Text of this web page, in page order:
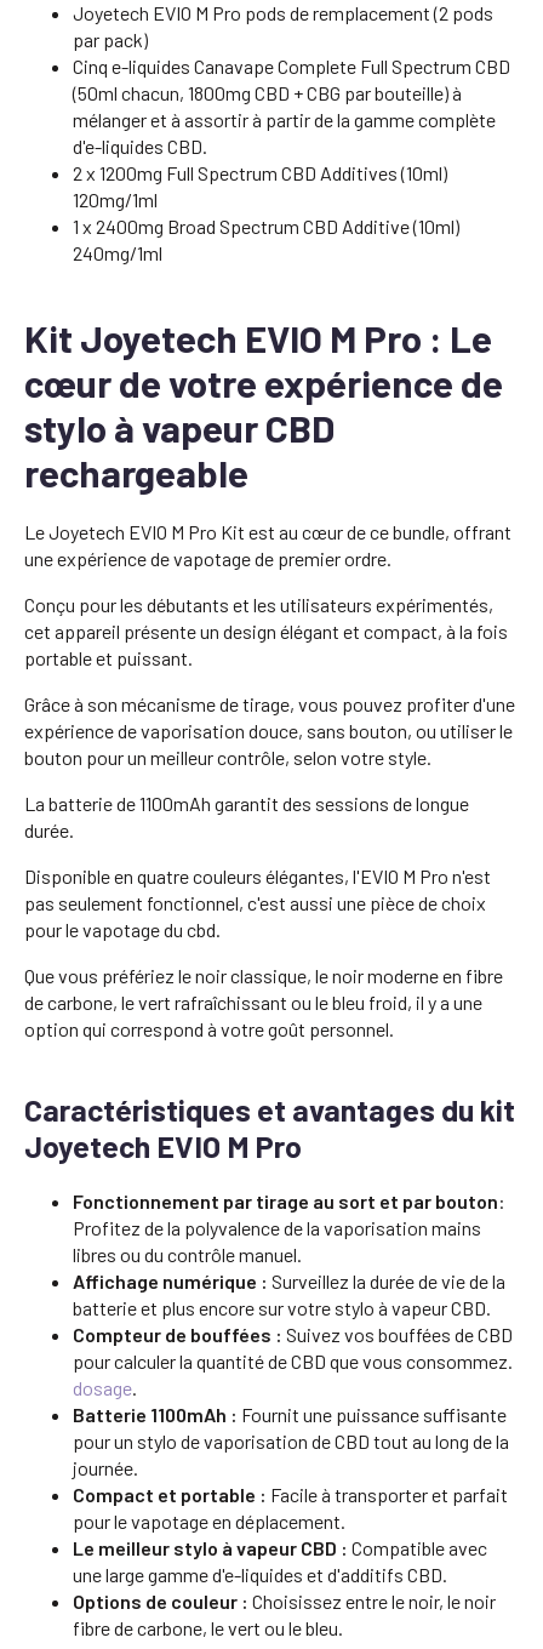
Joyetech EVIO M Pro pods de remplacement (2 pods
par pack)
Cinq e-liquides Canavape Complete Full Spectrum CBD
(50ml chacun, 1800mg CBD + CBG par bouteille) à
mélanger et à assortir à partir de la gamme complète
d'e-liquides CBD.
2 x 1200mg Full Spectrum CBD Additives (10ml)
120mg/1ml
1 x 2400mg Broad Spectrum CBD Additive (10ml)
240mg/1ml
Kit Joyetech EVIO M Pro : Le
cœur de votre expérience de
stylo à vapeur CBD
rechargeable
Le Joyetech EVIO M Pro Kit est au cœur de ce bundle, offrant
une expérience de vapotage de premier ordre.
Conçu pour les débutants et les utilisateurs expérimentés,
cet appareil présente un design élégant et compact, à la fois
portable et puissant.
Grâce à son mécanisme de tirage, vous pouvez profiter d'une
expérience de vaporisation douce, sans bouton, ou utiliser le
bouton pour un meilleur contrôle, selon votre style.
La batterie de 1100mAh garantit des sessions de longue
durée.
Disponible en quatre couleurs élégantes, l'EVIO M Pro n'est
pas seulement fonctionnel, c'est aussi une pièce de choix
pour le vapotage du cbd.
Que vous préfériez le noir classique, le noir moderne en fibre
de carbone, le vert rafraîchissant ou le bleu froid, il y a une
option qui correspond à votre goût personnel.
Caractéristiques et avantages du kit
Joyetech EVIO M Pro
Fonctionnement par tirage au sort et par bouton:
Profitez de la polyvalence de la vaporisation mains
libres ou du contrôle manuel.
Affichage numérique : Surveillez la durée de vie de la
batterie et plus encore sur votre stylo à vapeur CBD.
Compteur de bouffées : Suivez vos bouffées de CBD
pour calculer la quantité de CBD que vous consommez.
dosage.
Batterie 1100mAh : Fournit une puissance suffisante
pour un stylo de vaporisation de CBD tout au long de la
journée.
Compact et portable : Facile à transporter et parfait
pour le vapotage en déplacement.
Le meilleur stylo à vapeur CBD : Compatible avec
une large gamme d'e-liquides et d'additifs CBD.
Options de couleur : Choisissez entre le noir, le noir
fibre de carbone, le vert ou le bleu.